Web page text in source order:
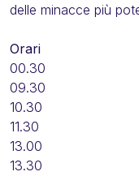
delle minacce più
Orari
00.30
09.30
10.30
11.30
13.00
13.30